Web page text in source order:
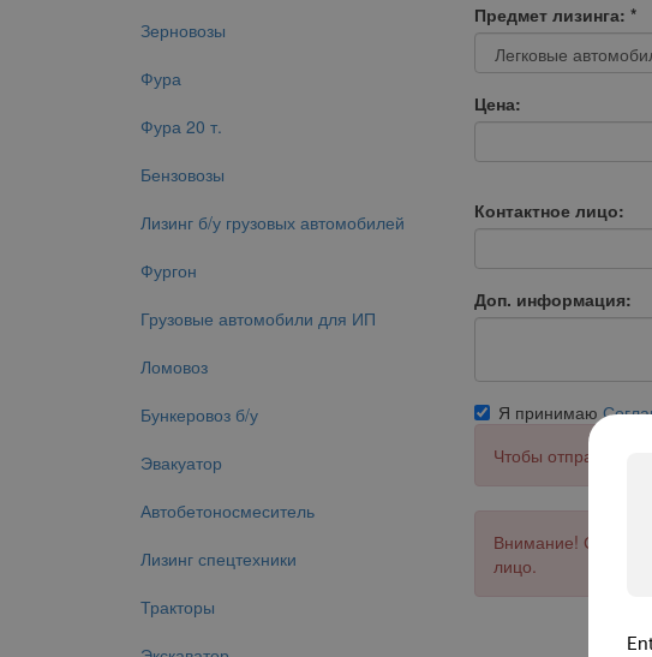
Зерновозы
Фура
Фура 20 т.
Бензовозы
Лизинг б/у грузовых автомобилей
Фургон
Грузовые автомобили для ИП
Ломовоз
Бункеровоз б/у
Эвакуатор
Автобетоносмеситель
Лизинг спецтехники
Тракторы
Предмет лизинга: *
Цена:
Контактное лицо:
Доп. информация:
Я принимаю
Чтобы отправить
Внимание! Сервис
лицо.